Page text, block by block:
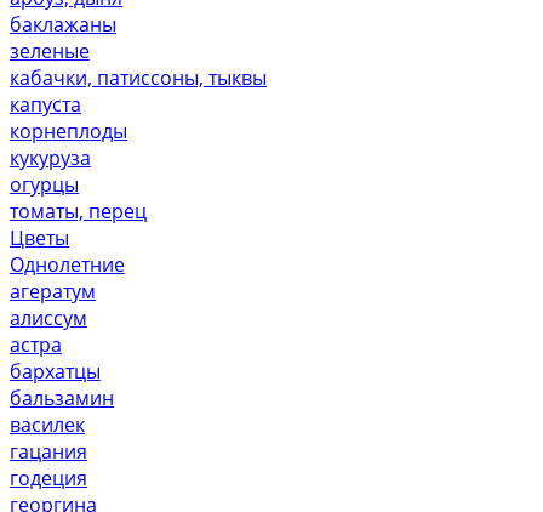
баклажаны
зеленые
кабачки, патиссоны, тыквы
капуста
корнеплоды
кукуруза
огурцы
томаты, перец
Цветы
Однолетние
агератум
алиссум
астра
бархатцы
бальзамин
василек
гацания
годеция
георгина